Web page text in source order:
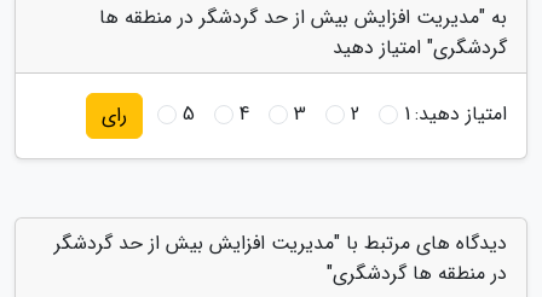
به "مدیریت افزایش بیش از حد گردشگر در منطقه ها
گردشگری" امتیاز دهید
امتیاز دهید:1
2
3
4
5 رای
دیدگاه های مرتبط با "مدیریت افزایش بیش از حد گردشگر
در منطقه ها گردشگری"